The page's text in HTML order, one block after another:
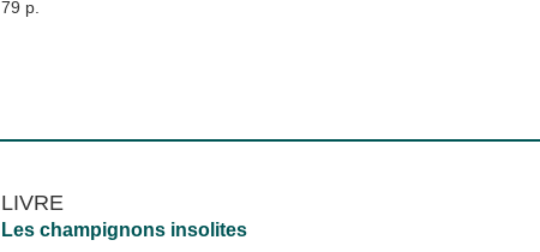
79 p.
LIVRE
Les champignons insolites